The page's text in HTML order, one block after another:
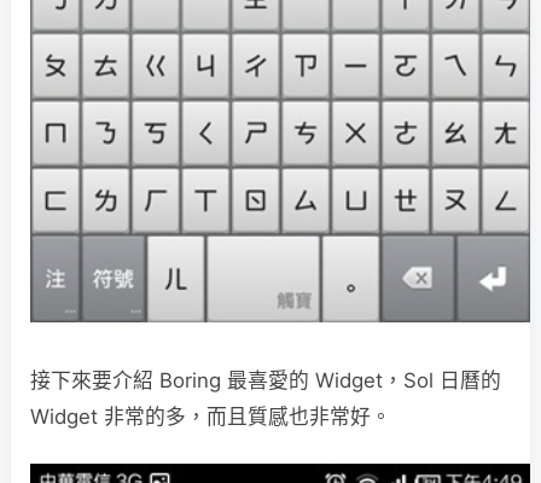
接下來要介紹 Boring 最喜愛的 Widget，Sol 日曆的
Widget 非常的多，而且質感也非常好。